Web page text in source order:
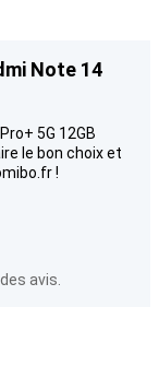
Note 14
5G 12GB
le bon choix et
!
avis.